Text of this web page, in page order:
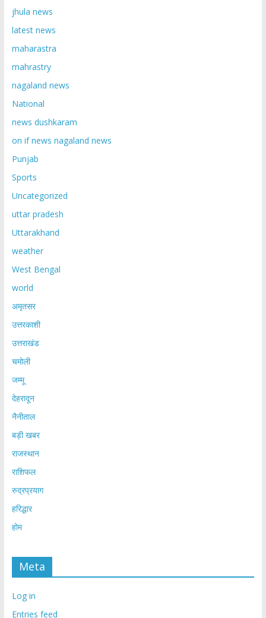
jhula news
latest news
maharastra
mahrastry
nagaland news
National
news dushkaram
on if news nagaland news
Punjab
Sports
Uncategorized
uttar pradesh
Uttarakhand
weather
West Bengal
world
अमृतसर
उत्तरकाशी
उत्तराखंड
चमोली
जम्मू
देहरादून
नैनीताल
बड़ी खबर
राजस्थान
राशिफल
रुद्रप्रयाग
हरिद्धार
होम
Meta
Log in
Entries feed